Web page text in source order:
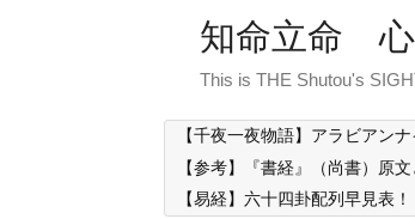
知命立命 心
This is THE Shutou's
【千夜一夜物語】アラビアンナ
【参考】『書経』（尚書）原
【易経】六十四卦配列早見表！